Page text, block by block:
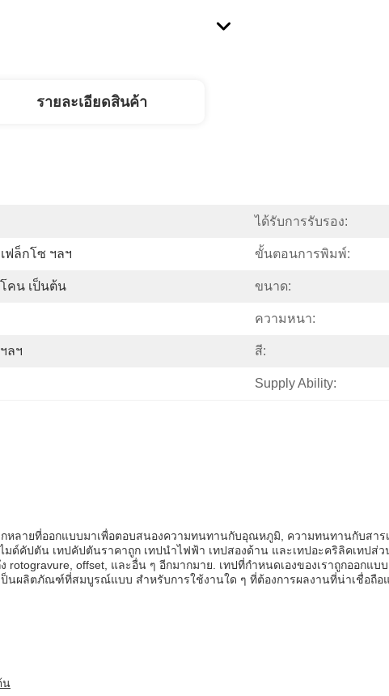
รายละเอียดสินค้า
ได้รับการรับรอง:
ฟล็กโซ ฯลฯ ขั้นตอนการพิมพ์:
คน เป็นต้น ขนาด:
ความหนา:
ลฯ สี:
Supply Ability:
ายที่ออกแบบมาเพื่อตอบสนองความทนทานกับอุณหภูมิ, ความทนทานกับสาร
ด์คัปตัน เทปคัปตันราคาถูก เทปนําไฟฟ้า เทปสองด้าน และเทปอะคริลิคเทปส่
rotogravure, offset, และอื่น ๆ อีกมากมาย. เทปที่กําหนดเองของเราถูกออกแ
ป็นผลิตภัณฑ์ที่สมบูรณ์แบบ สําหรับการใช้งานใด ๆ ที่ต้องการผลงานที่น่าเชื่อถือ
น